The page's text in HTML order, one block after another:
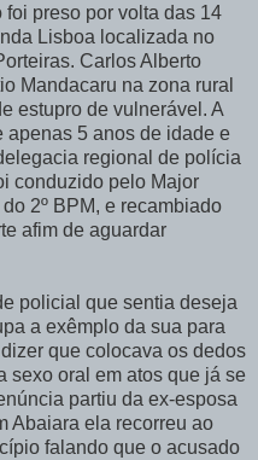
preso por volta das 14
Lisboa localizada no
Carlos Alberto
Mandacaru na zona rural
estupro de vulnerável. A
apenas 5 anos de idade e
regional de polícia
conduzido pelo Major
2º BPM, e recambiado
afim de aguardar
policial que sentia deseja
a exêmplo da sua para
que colocava os dedos
sexo oral em atos que já se
partiu da ex-esposa
Abaiara ela recorreu ao
falando que o acusado